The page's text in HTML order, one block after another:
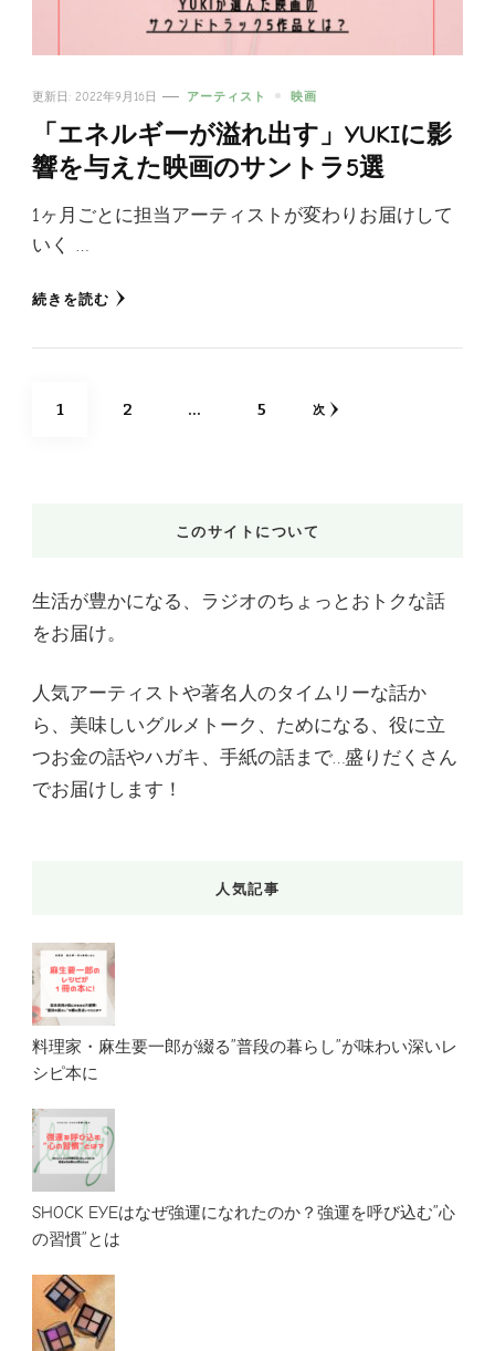
更新日: 2022年9月16日 アーティスト 映画
「エネルギーが溢れ出す」YUKIに影
響を与えた映画のサントラ5選
1ヶ月ごとに担当アーティストが変わりお届けして
いく …
続きを読む
投
ー
シ
ン
固
ジ
1 固
2 … 固
5 次
このサイトについて
生活が豊かになる、ラジオのちょっとおトクな話
をお届け。
人気アーティストや著名人のタイムリーな話か
ら、美味しいグルメトーク、ためになる、役に立
つお金の話やハガキ、手紙の話まで…盛りだくさん
でお届けします！
人気記事
料理家・麻生要一郎が綴る”普段の暮らし”が味わい深いレ
シピ本に
SHOCK EYEはなぜ強運になれたのか？強運を呼び込む”心
の習慣”とは